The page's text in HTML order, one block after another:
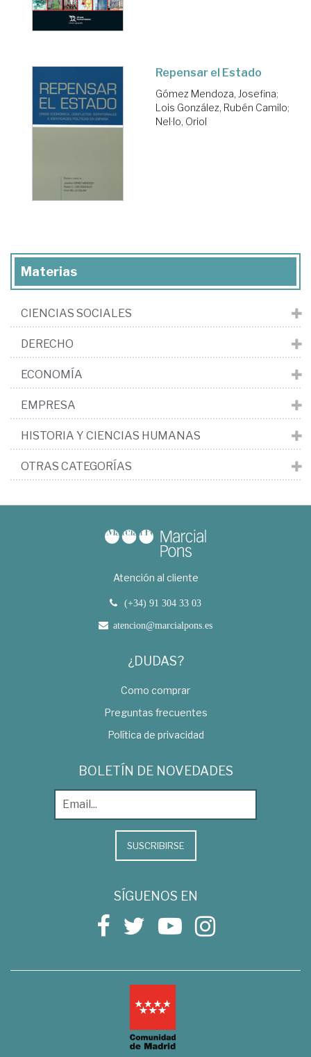
Repensar el Estado
Gómez Mendoza, Josefina;
Lois González, Rubén Camilo;
Nel·lo, Oriol
Materias
CIENCIAS SOCIALES
DERECHO
ECONOMÍA
EMPRESA
HISTORIA Y CIENCIAS HUMANAS
OTRAS CATEGORÍAS
Atención al cliente
(+34) 91 304 33 03
atencion@marcialpons.es
¿DUDAS?
Como comprar
Preguntas frecuentes
Política de privacidad
BOLETÍN DE NOVEDADES
SUSCRIBIRSE
SÍGUENOS EN